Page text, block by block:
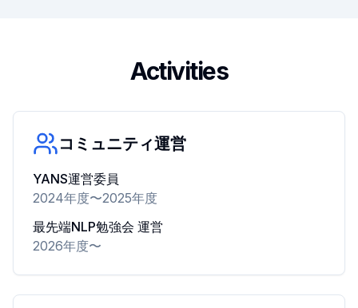
Activities
コミュニティ運営
YANS運営委員
2024年度〜2025年度
最先端NLP勉強会 運営
2026年度〜